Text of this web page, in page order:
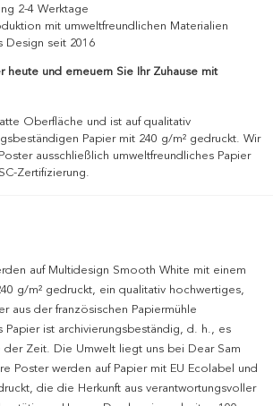
2-4 Werktage
mit umweltfreundlichen Materialien
Design seit 2016
heute und erneuern Sie Ihr Zuhause mit
Oberfläche und ist auf qualitativ
Papier mit 240 g/m² gedruckt. Wir
ausschließlich umweltfreundliches Papier
Zertifizierung.
auf Multidesign Smooth White mit einem
g/m² gedruckt, ein qualitativ hochwertiges,
aus der französischen Papiermühle
Papier ist archivierungsbeständig, d. h., es
der Zeit. Die Umwelt liegt uns bei Dear Sam
Poster werden auf Papier mit EU Ecolabel und
die die Herkunft aus verantwortungsvoller